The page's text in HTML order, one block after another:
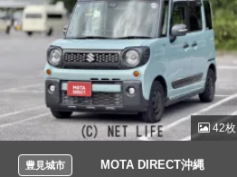
42枚
豊見城市 MOTA DIRECT沖縄